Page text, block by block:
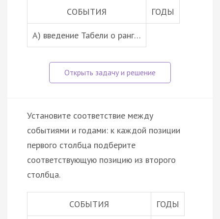
СОБЫТИЯ ГОДЫ
А) введение Табели о ранг…
Установите соответствие между
событиями и годами: к каждой позиции
первого столбца подберите
соответствующую позицию из второго
столбца.
СОБЫТИЯ ГОДЫ